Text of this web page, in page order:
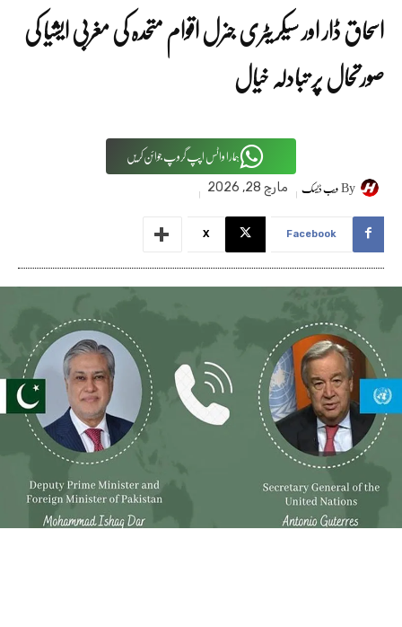
اسحاق ڈار اور سیکریٹری جنرل اقوام متحدہ کی مغربی ایشیا کی
صورتحال پر تبادلہ خیال
ہمارا واٹس اپپ گروپ جوائن کریں
Byویب ڈیسک مارچ 28, 2026
Facebook
X